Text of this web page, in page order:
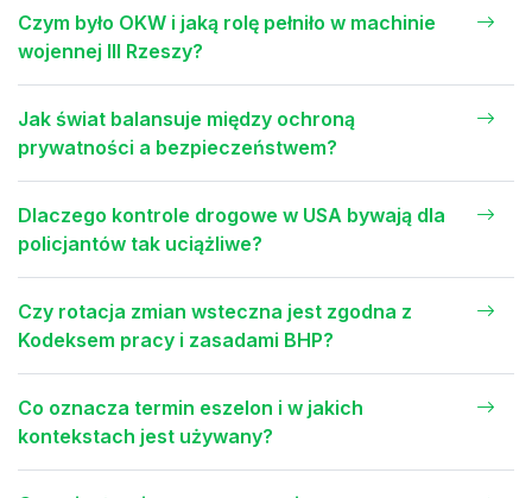
Czym było OKW i jaką rolę pełniło w machinie
wojennej III Rzeszy?
Jak świat balansuje między ochroną
prywatności a bezpieczeństwem?
Dlaczego kontrole drogowe w USA bywają dla
policjantów tak uciążliwe?
Czy rotacja zmian wsteczna jest zgodna z
Kodeksem pracy i zasadami BHP?
Co oznacza termin eszelon i w jakich
kontekstach jest używany?